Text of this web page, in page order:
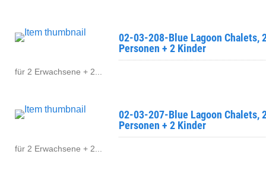
02-03-208-Blue Lagoon Chalets,
Personen + 2 Kinder
für 2 Erwachsene + 2...
02-03-207-Blue Lagoon Chalets,
Personen + 2 Kinder
für 2 Erwachsene + 2...